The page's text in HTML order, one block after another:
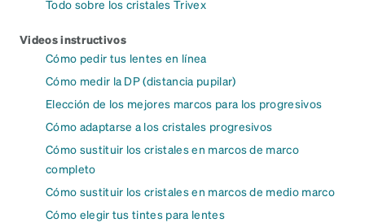
Todo sobre los cristales Trivex
Videos instructivos
Cómo pedir tus lentes en línea
Cómo medir la DP (distancia pupilar)
Elección de los mejores marcos para los progresivos
Cómo adaptarse a los cristales progresivos
Cómo sustituir los cristales en marcos de marco
completo
Cómo sustituir los cristales en marcos de medio marco
Cómo elegir tus tintes para lentes